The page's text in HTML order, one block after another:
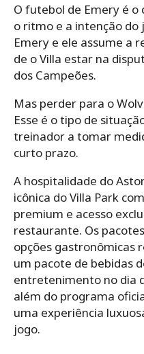
O futebol de Emery é
o ritmo e a intenção do
Emery e ele assume a
de o Villa estar na
dos Campeões.
Mas perder para o
Esse é o tipo de
treinador a tomar
curto prazo.
A hospitalidade do
icônica do Villa Park
premium e acesso
restaurante. Os
opções gastronômicas
um pacote de bebidas
entretenimento no dia
além do programa
uma experiência
jogo.